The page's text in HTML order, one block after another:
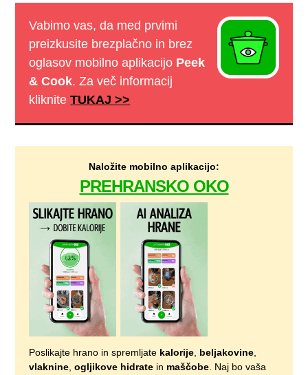
Vabimo vas, da med prvimi
preizkusite brezplačno in brez
oglasov mobilno aplikacijo Peek
& Cook. Za več informacij
klikniteTUKAJ >>
Naložite mobilno aplikacijo:
PREHRANSKO OKO
Poslikajte hrano in spremljate kalorije, beljakovine,
vlaknine,ogljikove hidrate in maščobe. Naj bo vaša